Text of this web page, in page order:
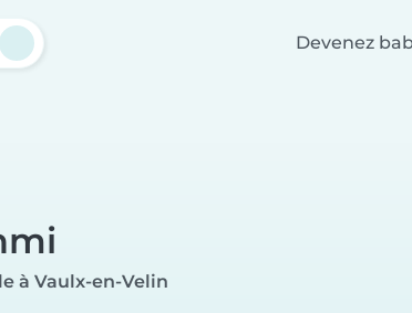
Devenez
à Vaulx-en-Velin